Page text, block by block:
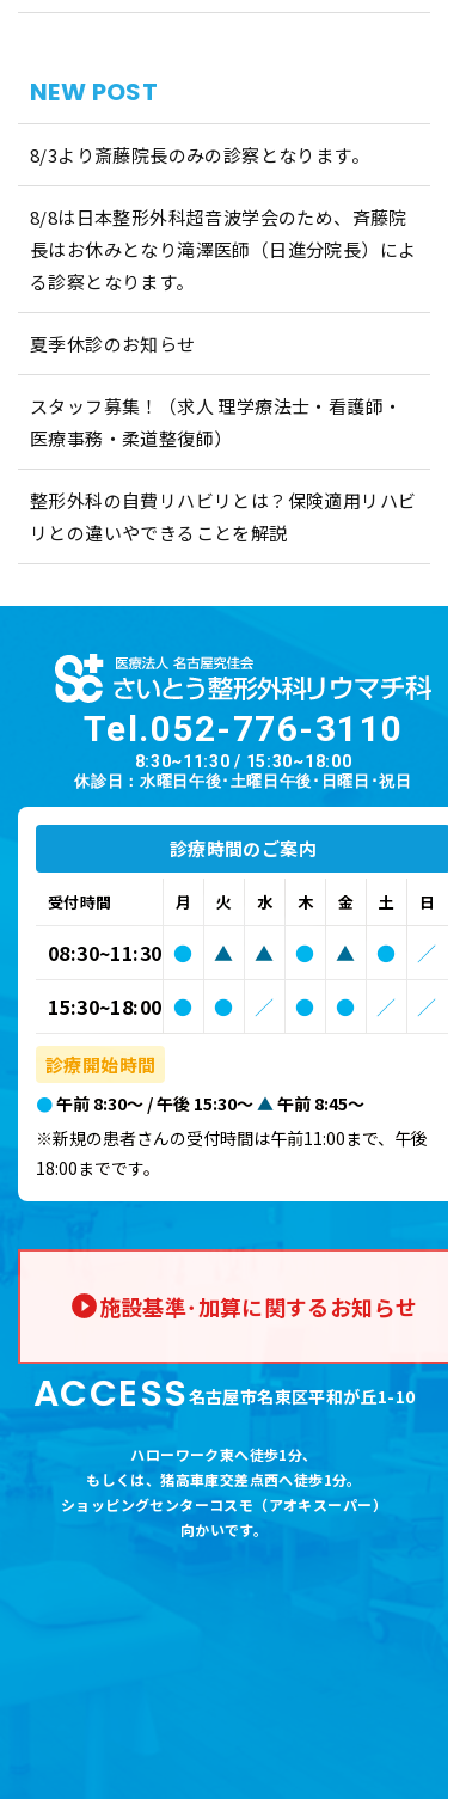
NEW POST
8/3より斎藤院長のみの診察となります。
8/8は日本整形外科超音波学会のため、斉藤院
長はお休みとなり滝澤医師（日進分院長）によ
る診察となります。
夏季休診のお知らせ
スタッフ募集！（求人 理学療法士・看護師・
医療事務・柔道整復師）
整形外科の自費リハビリとは？保険適用リハビ
リとの違いやできることを解説
Tel.052-776-3110
8:30~11:30 / 15:30~18:00
休診日：水曜日午後･土曜日午後･日曜日･祝日
診療時間のご案内
受付時間 月 火 水 木 金 土 日
08:30~11:30 ● ▲ ▲ ● ▲ ●
／
15:30~18:00 ● ● ／ ● ● ／ ／
診療開始時間
●午前 8:30～ / 午後 15:30～ ▲ 午前 8:45～
※新規の患者さんの受付時間は午前11:00まで、午後
18:00までです。
施設基準･加算に関するお知らせ
ACCESS名古屋市名東区平和が丘1-10
ハローワーク東へ徒歩1分、
もしくは、猪高車庫交差点西へ徒歩1分。
ショッピングセンターコスモ（アオキスーパー）
向かいです。